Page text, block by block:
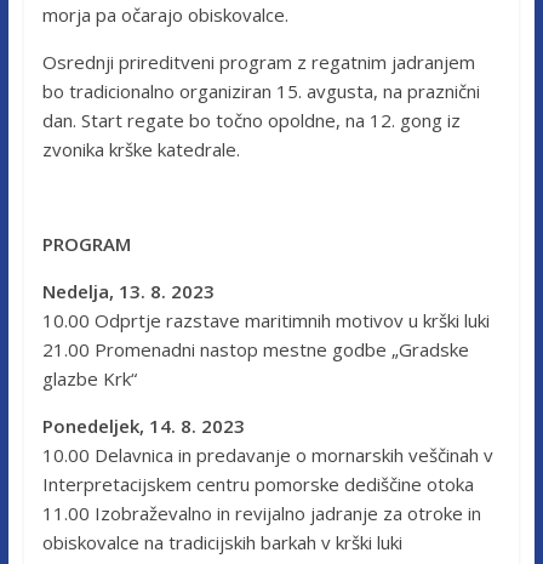
morja pa očarajo obiskovalce.
Osrednji prireditveni program z regatnim jadranjem
bo tradicionalno organiziran 15. avgusta, na praznični
dan. Start regate bo točno opoldne, na 12. gong iz
zvonika krške katedrale.
PROGRAM
Nedelja, 13. 8. 2023
10.00 Odprtje razstave maritimnih motivov u krški luki
21.00 Promenadni nastop mestne godbe „Gradske
glazbe Krk“
Ponedeljek, 14. 8. 2023
10.00 Delavnica in predavanje o mornarskih veščinah v
Interpretacijskem centru pomorske dediščine otoka
11.00 Izobraževalno in revijalno jadranje za otroke in
obiskovalce na tradicijskih barkah v krški luki